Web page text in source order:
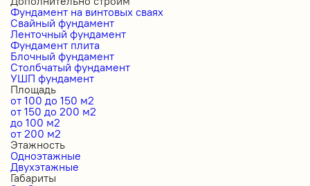
Фундамент на винтовых сваях
Свайный фундамент
Ленточный фундамент
Фундамент плита
Блочный фундамент
Столбчатый фундамент
УШП фундамент
Площадь
от 100 до 150 м2
от 150 до 200 м2
до 100 м2
от 200 м2
Этажность
Одноэтажные
Двухэтажные
Габариты